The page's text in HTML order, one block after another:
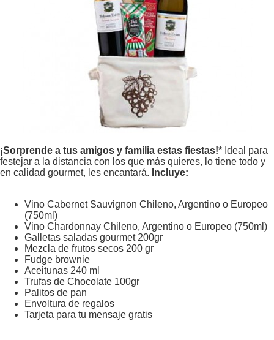
¡Sorprende a tus amigos y familia estas fiestas!* Ideal para
festejar a la distancia con los que más quieres, lo tiene todo y
en calidad gourmet, les encantará. Incluye:
Vino Cabernet Sauvignon Chileno, Argentino o Europeo
(750ml)
Vino Chardonnay Chileno, Argentino o Europeo (750ml)
Galletas saladas gourmet 200gr
Mezcla de frutos secos 200 gr
Fudge brownie
Aceitunas 240 ml
Trufas de Chocolate 100gr
Palitos de pan
Envoltura de regalos
Tarjeta para tu mensaje gratis